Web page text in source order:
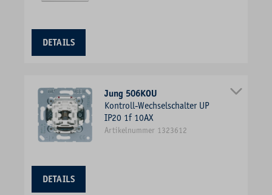
DETAILS
Jung 506KOU
Kontroll-Wechselschalter UP
IP20 1f 10AX
Artikelnummer 1323612
DETAILS